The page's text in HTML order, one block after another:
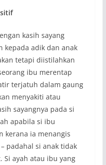
kasih sayang
kepada adik dan anak
tetapi diistilahkan
ibu merentap
terjatuh dalam gaung
menyakiti atau
sayangnya pada si
apabila si ibu
kerana ia menangis
padahal si anak tidak
Si ayah atau ibu yang